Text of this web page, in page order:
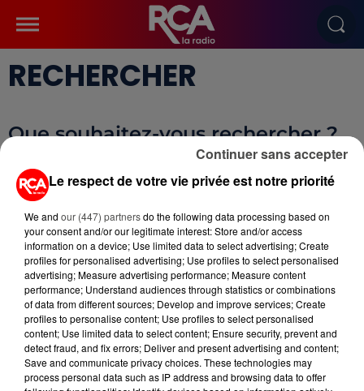
RECHERCHER
Que souhaitez-vous rechercher ?
Tapez un mot clé, puis validez.
SAISISSEZ UN TEXTE À
RECHERCHER
Le respect de votre vie privée est notre priorité
We and our (447) partnersdo the following data processing based on
your consent and/or our legitimate interest: Store and/or access
information on a device; Use limited data to select advertising; Create
profiles for personalised advertising; Use profiles to select personalised
advertising; Measure advertising performance; Measure content
performance; Understand audiences through statistics or combinations
of data from different sources; Develop and improve services; Create
profiles to personalise content; Use profiles to select personalised
content; Use limited data to select content; Ensure security, prevent and
detect fraud, and fix errors; Deliver and present advertising and content;
Save and communicate privacy choices. These technologies may
process personal data such as IP address and browsing data to offer
Continuer sans accepter